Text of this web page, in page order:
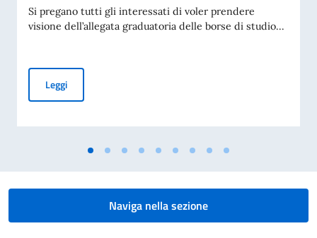
Si pregano tutti gli interessati di voler prendere
visione dell’allegata graduatoria delle borse di studio...
LeggiBANDO PER L’ASSEGNAZIONE DI BORSE DI STUDIO
Naviga nella sezione